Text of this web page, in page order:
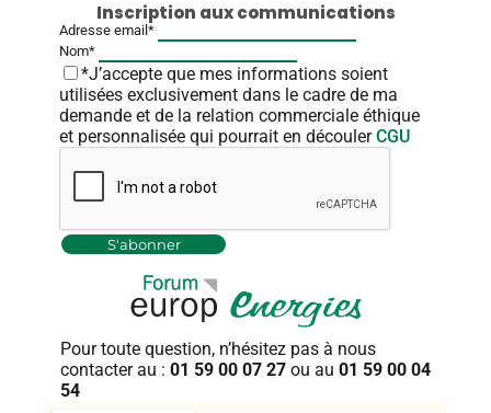
Inscription aux communications
Adresse email*
Nom*
*J’accepte que mes informations soient
utilisées exclusivement dans le cadre de ma
demande et de la relation commerciale éthique
et personnalisée qui pourrait en découlerCGU
Pour toute question, n’hésitez pas à nous
contacter au : 01 59 00 07 27 ou au 01 59 00 04
54